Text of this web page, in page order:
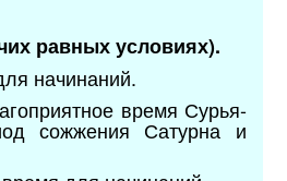
равных условиях).
начинаний.
время Сурья-
сожжения Сатурна и